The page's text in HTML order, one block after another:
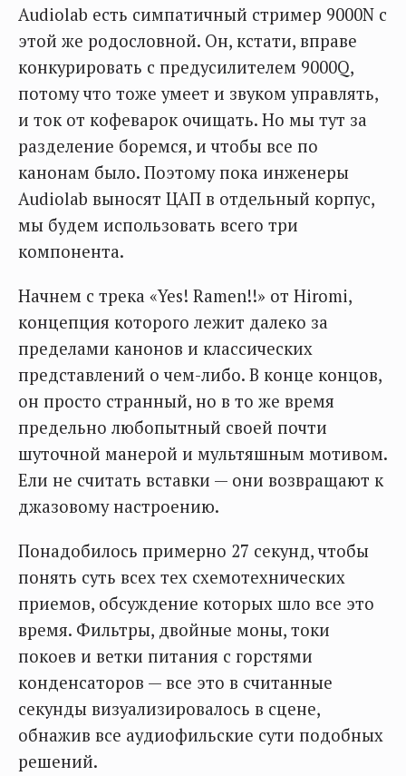
Audiolab есть симпатичный стример 9000N с
этой же родословной. Он, кстати, вправе
конкурировать с предусилителем 9000Q,
потому что тоже умеет и звуком управлять,
и ток от кофеварок очищать. Но мы тут за
разделение боремся, и чтобы все по
канонам было. Поэтому пока инженеры
Audiolab выносят ЦАП в отдельный корпус,
мы будем использовать всего три
компонента.
Начнем с трека «Yes! Ramen!!» от Hiromi,
концепция которого лежит далеко за
пределами канонов и классических
представлений о чем-либо. В конце концов,
он просто странный, но в то же время
предельно любопытный своей почти
шуточной манерой и мультяшным мотивом.
Ели не считать вставки — они возвращают к
джазовому настроению.
Понадобилось примерно 27 секунд, чтобы
понять суть всех тех схемотехнических
приемов, обсуждение которых шло все это
время. Фильтры, двойные моны, токи
покоев и ветки питания с горстями
конденсаторов — все это в считанные
секунды визуализировалось в сцене,
обнажив все аудиофильские сути подобных
решений.